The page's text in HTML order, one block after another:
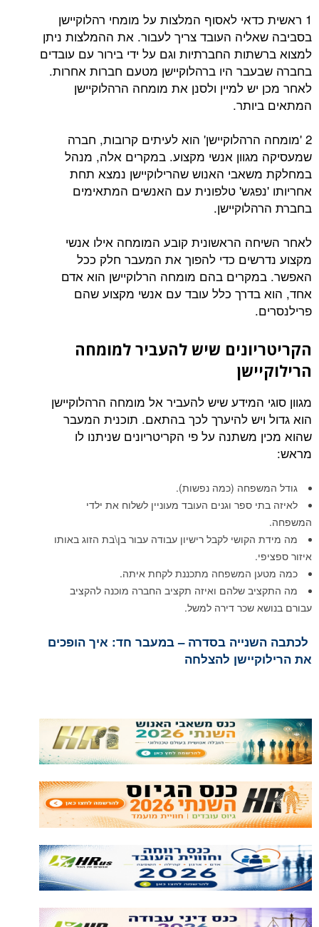
1 ראשית כדאי לאסוף המלצות על מומחי רהלוקיישן
בסביבה שאליה העובד צריך לעבור. את ההמלצות ניתן
למצוא ברשתות החברתיות וגם על ידי בירור עם עובדים
בחברה שבעבר היו ברהלוקיישן מטעם חברות אחרות.
לאחר מכן יש למיין ולסנן את מומחה הרהלוקיישן
המתאים ביותר.
2 'מומחה הרהלוקיישן' הוא לעיתים קרובות, חברה
שמעסיקה מגוון אנשי מקצוע. במקרים אלה, מנהל
במחלקת משאבי האנוש שהרילוקיישן נמצא תחת
אחריותו 'נפגש' טלפונית עם האנשים המתאימים
בחברת הרהלוקיישן.
לאחר השיחה הראשונית קובע המומחה אילו אנשי
מקצוע נדרשים כדי להפוך את המעבר חלק ככל
האפשר. במקרים בהם מומחה הרלוקיישן הוא אדם
אחד, הוא בדרך כלל עובד עם אנשי מקצוע שהם
פרילנסרים.
הקריטריונים שיש להעביר למומחה
הרילוקיישן
מגוון סוגי המידע שיש להעביר אל מומחה הרהלוקיישן
הוא גדול ויש להיערך לכך בהתאם. תוכנית המעבר
שהוא מכין משתנה על פי הקריטריונים שניתנו לו
מראש:
גודל המשפחה (כמה נפשות).
לאיזה בתי ספר וגנים העובד מעוניין לשלוח את ילדי
המשפחה.
מה מידת הקושי לקבל רישיון עבודה עבור בן\בת הזוג באותו
איזור ספציפי.
כמה מטען המשפחה מתכננת לקחת איתה.
מה התקציב שלהם ואיזה תקציב החברה מוכנה להקציב
עבורם בנושא שכר דירה למשל.
לכתבה השנייה בסדרה – במעבר חד: איך הופכים
את הרילוקיישן להצלחה